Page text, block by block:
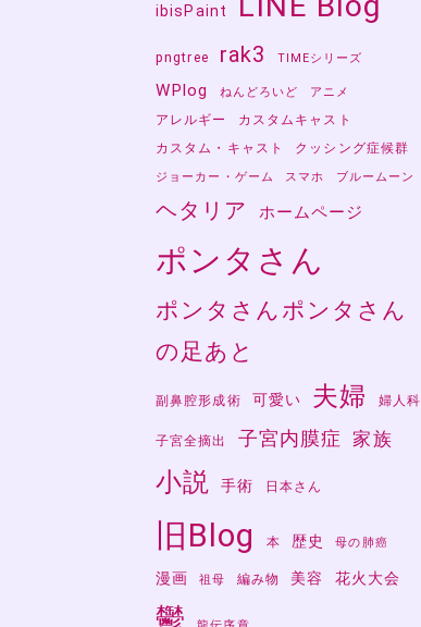
ibisPaint
pngtree rak3 TIMEシリーズ
WPlog ねんどろいど アニメ
アレルギー
カスタムキャスト
カスタム・キャスト
クッシング症候群
ジョーカー・ゲーム スマホ ブルームーン
ヘタリア ホームページ
ポンタさん
ポンタさんポンタさん
の足あと
副鼻腔形成術 可愛い 夫婦 婦人科
子宮全摘出 子宮内膜症 家族
小説 手術 日本さん
旧Blog 本 歴史 母の肺癌
漫画 祖母 編み物 美容 花火大会
鬱